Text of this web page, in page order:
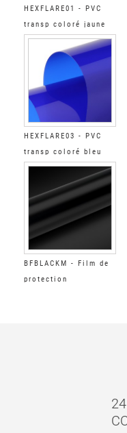
HEXFLARE01 - PVC
transp coloré jaune
teinte phare
HEXFLARE03 - PVC
transp coloré bleu
teinte phare
BFBLACKM - Film de
protection